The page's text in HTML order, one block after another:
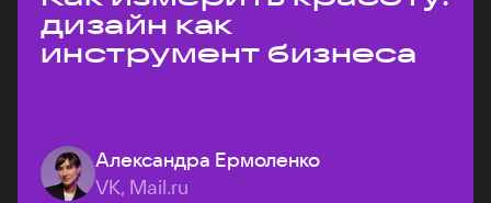
дизайн как
инструмент бизнеса
Александра Ермоленко
VK, Mail.ru